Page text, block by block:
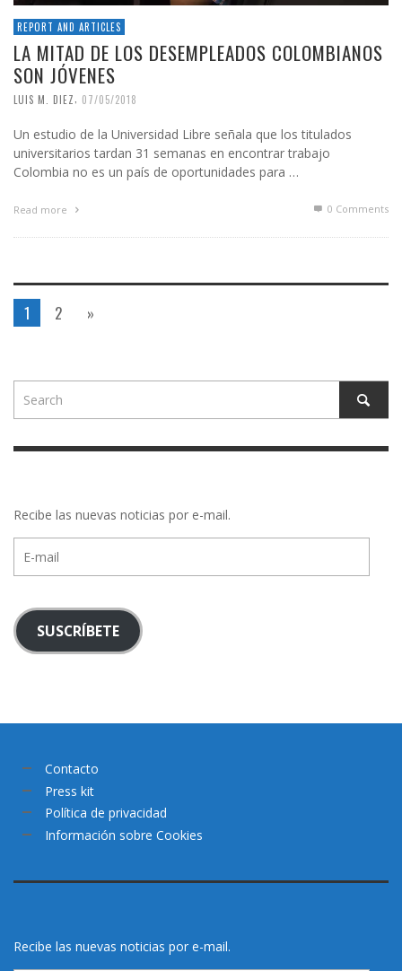
REPORT AND ARTICLES
LA MITAD DE LOS DESEMPLEADOS COLOMBIANOS
SON JÓVENES
LUIS M. DIEZ, 07/05/2018
Un estudio de la Universidad Libre señala que los titulados
universitarios tardan 31 semanas en encontrar trabajo
Colombia no es un país de oportunidades para …
Read more 0 Comments
1 2 »
Recibe las nuevas noticias por e-mail.
mail
SUSCRÍBETE
Contacto
Press kit
Política de privacidad
Información sobre Cookies
Recibe las nuevas noticias por e-mail.